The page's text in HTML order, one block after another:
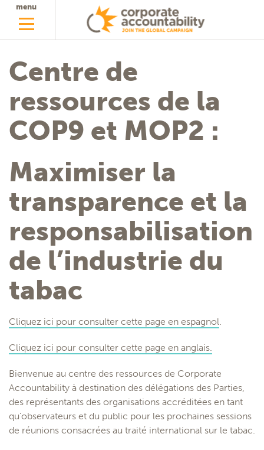
menu
Centre de
ressources de la
COP9 et MOP2 :
Maximiser la
transparence et la
responsabilisation
de l’industrie du
tabac
Cliquez ici pour consulter cette page en espagnol.
Cliquez ici pour consulter cette page en anglais.
Bienvenue au centre des ressources de Corporate
Accountability à destination des délégations des Parties,
des représentants des organisations accréditées en tant
qu’observateurs et du public pour les prochaines sessions
de réunions consacrées au traité international sur le tabac.